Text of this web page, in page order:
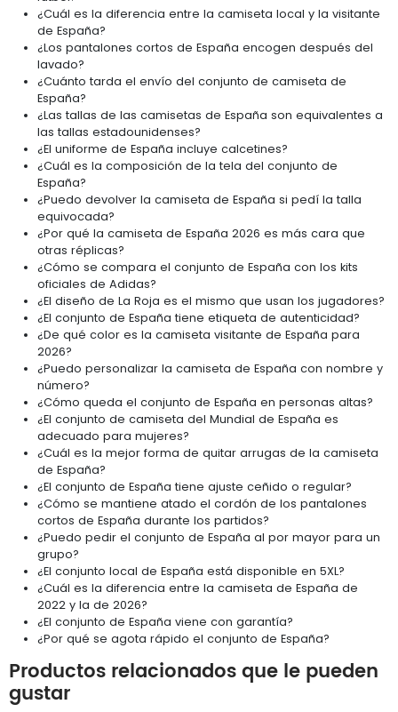
¿Cuál es la diferencia entre la camiseta local y la visitante
de España?
¿Los pantalones cortos de España encogen después del
lavado?
¿Cuánto tarda el envío del conjunto de camiseta de
España?
¿Las tallas de las camisetas de España son equivalentes a
las tallas estadounidenses?
¿El uniforme de España incluye calcetines?
¿Cuál es la composición de la tela del conjunto de
España?
¿Puedo devolver la camiseta de España si pedí la talla
equivocada?
¿Por qué la camiseta de España 2026 es más cara que
otras réplicas?
¿Cómo se compara el conjunto de España con los kits
oficiales de Adidas?
¿El diseño de La Roja es el mismo que usan los jugadores?
¿El conjunto de España tiene etiqueta de autenticidad?
¿De qué color es la camiseta visitante de España para
2026?
¿Puedo personalizar la camiseta de España con nombre y
número?
¿Cómo queda el conjunto de España en personas altas?
¿El conjunto de camiseta del Mundial de España es
adecuado para mujeres?
¿Cuál es la mejor forma de quitar arrugas de la camiseta
de España?
¿El conjunto de España tiene ajuste ceñido o regular?
¿Cómo se mantiene atado el cordón de los pantalones
cortos de España durante los partidos?
¿Puedo pedir el conjunto de España al por mayor para un
grupo?
¿El conjunto local de España está disponible en 5XL?
¿Cuál es la diferencia entre la camiseta de España de
2022 y la de 2026?
¿El conjunto de España viene con garantía?
¿Por qué se agota rápido el conjunto de España?
Productos relacionados que le pueden
gustar